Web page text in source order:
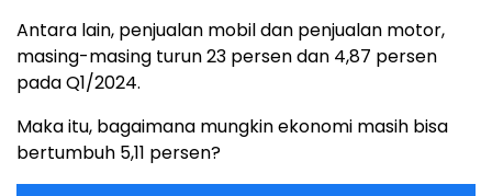
Antara lain, penjualan mobil dan penjualan motor,
masing-masing turun 23 persen dan 4,87 persen
pada Q1/2024.
Maka itu, bagaimana mungkin ekonomi masih bisa
bertumbuh 5,11 persen?